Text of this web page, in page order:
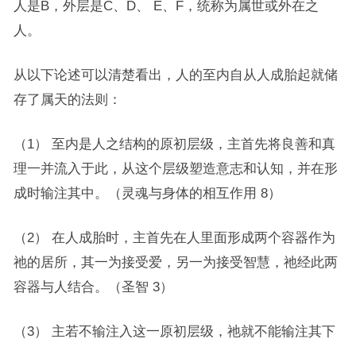
人是B，外层是C、D、 E、F，统称为属世或外在之
人。
从以下论述可以清楚看出，人的至内自从人成胎起就储
存了属天的法则：
（1） 至内是人之结构的原初层级，主首先将良善和真
理一并流入于此，从这个层级塑造意志和认知，并在形
成时输注其中。（灵魂与身体的相互作用 8）
（2） 在人成胎时，主首先在人里面形成两个容器作为
祂的居所，其一为接受爱，另一为接受智慧，祂经此两
容器与人结合。（圣智 3）
（3） 主若不输注入这一原初层级，祂就不能输注其下